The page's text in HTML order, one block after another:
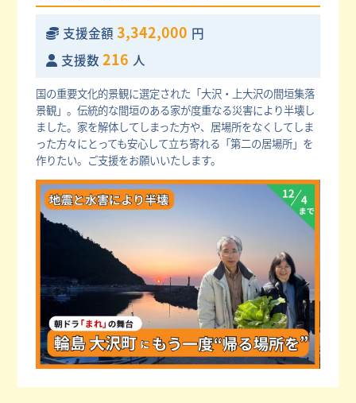
支援金額 3,342,000 円
支援数 216 人
国の重要文化的景観に選定された「大沢・上大沢の間垣集落
景観」。伝統的な間垣のある家が度重なる災害により半壊し
ました。家を解体してしまった方や、居場所をなくしてしま
った方々にとっても安心して立ち寄れる「第二の居場所」を
作りたい。ご支援をお願いいたします。